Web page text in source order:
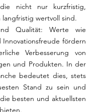
nicht nur kurzfristig,
langfristig wertvoll sind.
Qualität: Werte wie
Innovationsfreude fördern
Verbesserung von
und Produkten. In der
bedeutet dies, stets
Stand zu sein und
besten und aktuellsten